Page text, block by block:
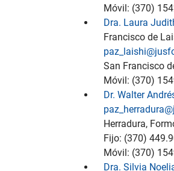
Móvil: (370)
Dra. Laura
Francisco de
San Francisco
Móvil: (370)
Dr. Walter
Herradura,
Fijo: (370)
Móvil: (370)
Dra. Silvia